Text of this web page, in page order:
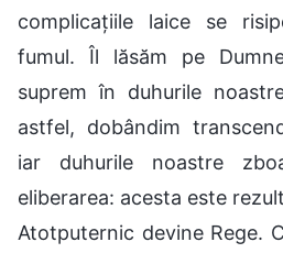
complicațiile laice se
fumul. Îl lăsăm pe
suprem în duhurile
astfel, dobândim
iar duhurile noastre
eliberarea: acesta este
Atotputernic devine Rege.